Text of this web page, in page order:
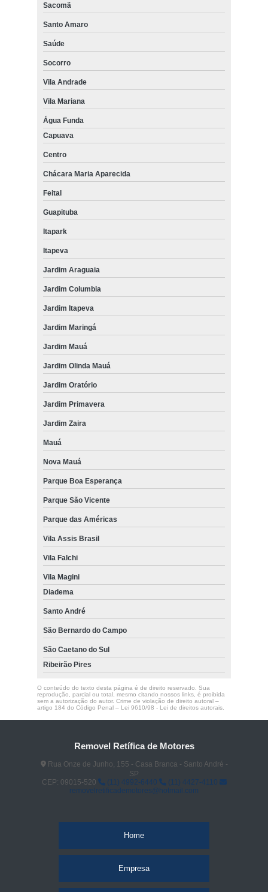
Sacomã
Santo Amaro
Saúde
Socorro
Vila Andrade
Vila Mariana
Água Funda
Capuava
Centro
Chácara Maria Aparecida
Feital
Guapituba
Itapark
Itapeva
Jardim Araguaia
Jardim Columbia
Jardim Itapeva
Jardim Maringá
Jardim Mauá
Jardim Olinda Mauá
Jardim Oratório
Jardim Primavera
Jardim Zaira
Mauá
Nova Mauá
Parque Boa Esperança
Parque São Vicente
Parque das Américas
Vila Assis Brasil
Vila Falchi
Vila Magini
Diadema
Santo André
São Bernardo do Campo
São Caetano do Sul
Ribeirão Pires
O conteúdo do texto desta página é de direito reservado. Sua
reprodução, parcial ou total, mesmo citando nossos links, é proibida
sem a autorização do autor. Crime de violação de direito autoral –
artigo 184 do Código Penal – Lei 9610/98 - Lei de direitos autorais.
Removel Retífica de Motores
Rua Onze de Junho, 155 - Casa Branca - Santo André -
SP
CEP: 09015-520
(11) 4992-6440
(11) 4427-4110
removelretificademotores@hotmail.com
Home
Empresa